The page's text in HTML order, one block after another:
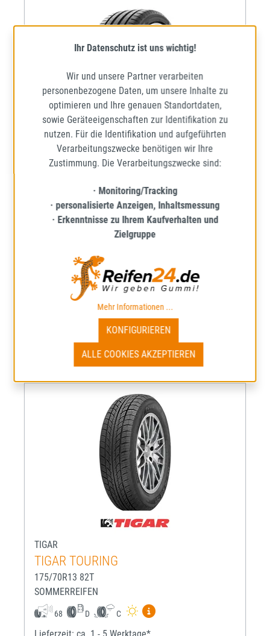
TIGAR
195/65R15 91H BSW
SOMMERREIFEN
C
Mehr Informationen zum
Regulärer Preis:
69,74 €
Preise inkl. MwSt. zzgl. Versandkosten
IN DEN WARENKORB
TIGAR
TIGAR TOURING
175/70R13 82T
SOMMERREIFEN
68 D C
Mehr Informationen zum
Ihr Datenschutz ist uns wichtig!
Wir und unsere Partner verarbeiten
personenbezogene Daten, um unsere Inhalte zu
optimieren und Ihre genauen Standortdaten,
sowie Geräteeigenschaften zur Identifikation zu
nutzen. Für die Identifikation und aufgeführten
Verarbeitungszwecke benötigen wir Ihre
Zustimmung. Die Verarbeitungszwecke sind:
· Monitoring/Tracking
· personalisierte Anzeigen, Inhaltsmessung
· Erkenntnisse zu Ihrem Kaufverhalten und
Zielgruppe
Mehr Informationen ...
KONFIGURIEREN
ALLE COOKIES AKZEPTIEREN